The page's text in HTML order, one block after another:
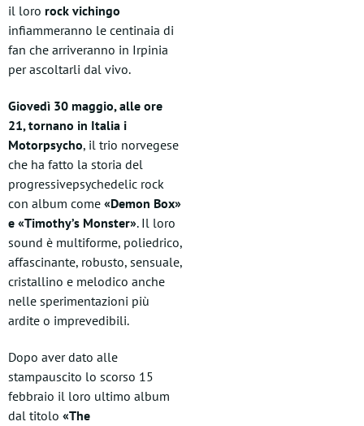
il loro rock vichingo
infiammeranno le centinaia di
fan che arriveranno in Irpinia
per ascoltarli dal vivo.
Giovedì 30 maggio, alle ore
21, tornano in Italia i
Motorpsycho, il trio norvegese
che ha fatto la storia del
progressivepsychedelic rock
con album come «Demon Box»
e «Timothy’s Monster». Il loro
sound è multiforme, poliedrico,
affascinante, robusto, sensuale,
cristallino e melodico anche
nelle sperimentazioni più
ardite o imprevedibili.
Dopo aver dato alle
stampauscito lo scorso 15
febbraio il loro ultimo album
dal titolo «The